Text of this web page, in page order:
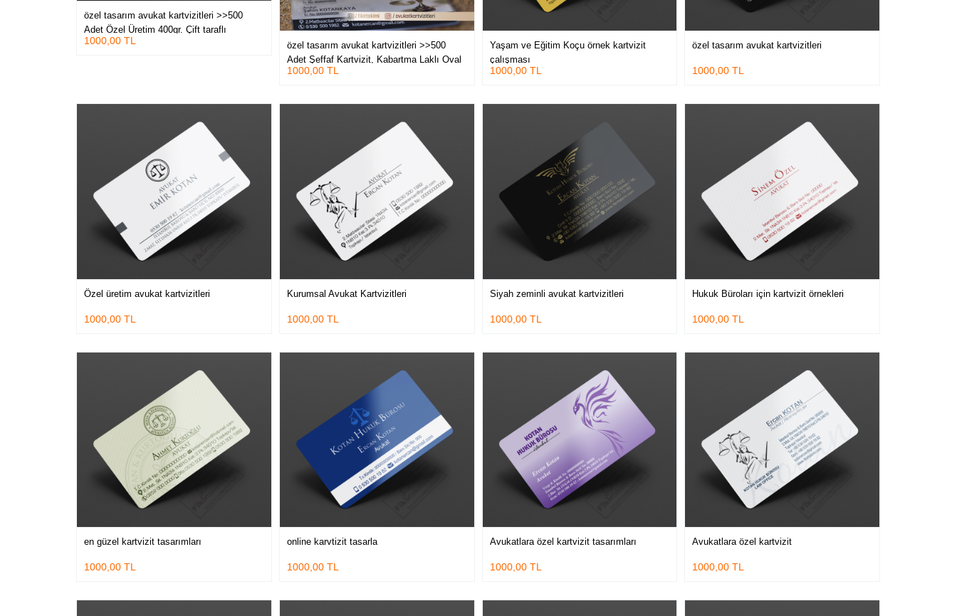
özel tasarım avukat kartvizitleri >>500
Adet Özel Üretim 400gr. Çift taraflı
Kabartma Laklı, Oval Kesimli Lüks
1000,00 TL
özel tasarım avukat kartvizitleri >>500
Adet Şeffaf Kartvizit, Kabartma Laklı Oval
Kesimli
1000,00 TL
Yaşam ve Eğitim Koçu örnek kartvizit
çalışması
1000,00 TL
özel tasarım avukat kartvizitleri
1000,00 TL
Özel üretim avukat kartvizitleri
1000,00 TL
Kurumsal Avukat Kartvizitleri
1000,00 TL
Siyah zeminli avukat kartvizitleri
1000,00 TL
Hukuk Büroları için kartvizit örnekleri
1000,00 TL
en güzel kartvizit tasarımları
1000,00 TL
online karvtizit tasarla
1000,00 TL
Avukatlara özel kartvizit tasarımları
1000,00 TL
Avukatlara özel kartvizit
1000,00 TL